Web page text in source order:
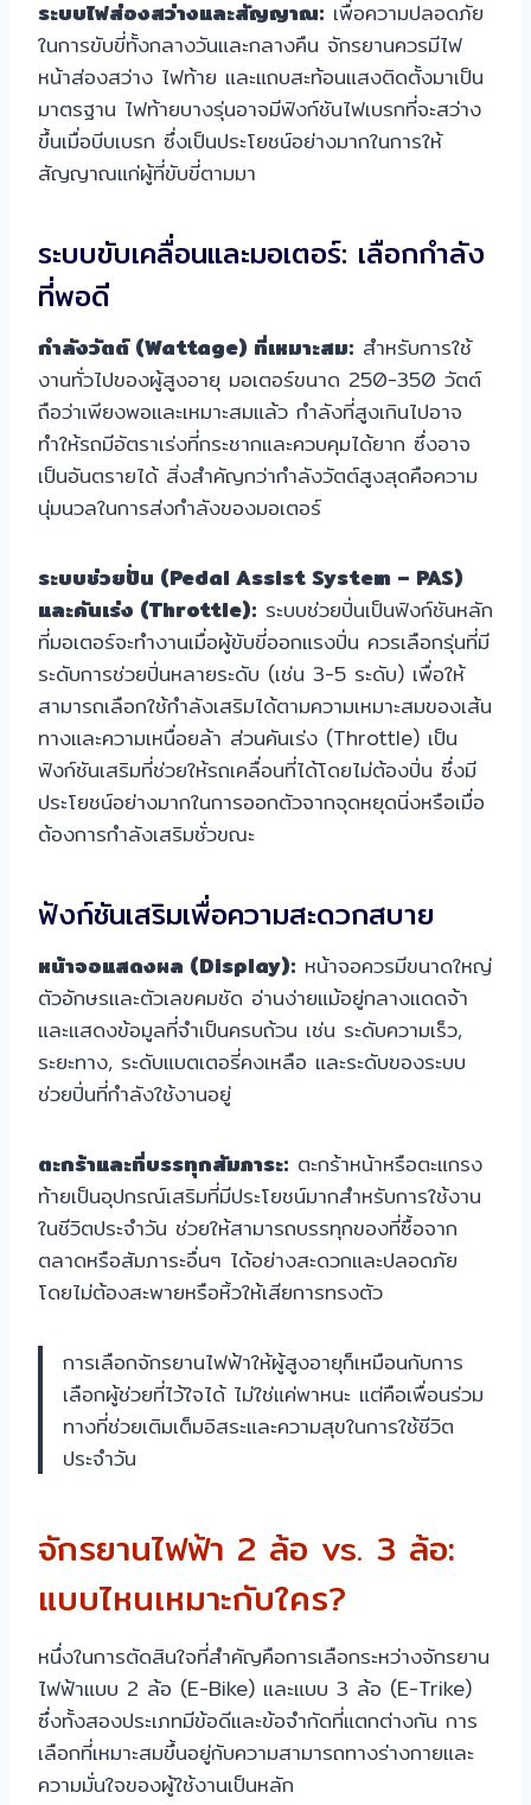
ระบบไฟส่องสว่างและสัญญาณ: เพื่อความปลอดภัย
ในการขับขี่ทั้งกลางวันและกลางคืน จักรยานควรมีไฟ
หน้าส่องสว่าง ไฟท้าย และแถบสะท้อนแสงติดตั้งมาเป็น
มาตรฐาน ไฟท้ายบางรุ่นอาจมีฟังก์ชันไฟเบรกที่จะสว่าง
ขึ้นเมื่อบีบเบรก ซึ่งเป็นประโยชน์อย่างมากในการให้
สัญญาณแก่ผู้ที่ขับขี่ตามมา
ระบบขับเคลื่อนและมอเตอร์: เลือกกำลัง
ที่พอดี
กำลังวัตต์ (Wattage) ที่เหมาะสม: สำหรับการใช้
งานทั่วไปของผู้สูงอายุ มอเตอร์ขนาด 250-350 วัตต์
ถือว่าเพียงพอและเหมาะสมแล้ว กำลังที่สูงเกินไปอาจ
ทำให้รถมีอัตราเร่งที่กระชากและควบคุมได้ยาก ซึ่งอาจ
เป็นอันตรายได้ สิ่งสำคัญกว่ากำลังวัตต์สูงสุดคือความ
นุ่มนวลในการส่งกำลังของมอเตอร์
ระบบช่วยปั่น (Pedal Assist System – PAS)
และคันเร่ง (Throttle): ระบบช่วยปั่นเป็นฟังก์ชันหลัก
ที่มอเตอร์จะทำงานเมื่อผู้ขับขี่ออกแรงปั่น ควรเลือกรุ่นที่มี
ระดับการช่วยปั่นหลายระดับ (เช่น 3-5 ระดับ) เพื่อให้
สามารถเลือกใช้กำลังเสริมได้ตามความเหมาะสมของเส้น
ทางและความเหนื่อยล้า ส่วนคันเร่ง (Throttle) เป็น
ฟังก์ชันเสริมที่ช่วยให้รถเคลื่อนที่ได้โดยไม่ต้องปั่น ซึ่งมี
ประโยชน์อย่างมากในการออกตัวจากจุดหยุดนิ่งหรือเมื่อ
ต้องการกำลังเสริมชั่วขณะ
ฟังก์ชันเสริมเพื่อความสะดวกสบาย
หน้าจอแสดงผล (Display): หน้าจอควรมีขนาดใหญ่
ตัวอักษรและตัวเลขคมชัด อ่านง่ายแม้อยู่กลางแดดจ้า
และแสดงข้อมูลที่จำเป็นครบถ้วน เช่น ระดับความเร็ว,
ระยะทาง, ระดับแบตเตอรี่คงเหลือ และระดับของระบบ
ช่วยปั่นที่กำลังใช้งานอยู่
ตะกร้าและที่บรรทุกสัมภาระ: ตะกร้าหน้าหรือตะแกรง
ท้ายเป็นอุปกรณ์เสริมที่มีประโยชน์มากสำหรับการใช้งาน
ในชีวิตประจำวัน ช่วยให้สามารถบรรทุกของที่ซื้อจาก
ตลาดหรือสัมภาระอื่นๆ ได้อย่างสะดวกและปลอดภัย
โดยไม่ต้องสะพายหรือหิ้วให้เสียการทรงตัว
การเลือกจักรยานไฟฟ้าให้ผู้สูงอายุก็เหมือนกับการ
เลือกผู้ช่วยที่ไว้ใจได้ ไม่ใช่แค่พาหนะ แต่คือเพื่อนร่วม
ทางที่ช่วยเติมเต็มอิสระและความสุขในการใช้ชีวิต
ประจำวัน
จักรยานไฟฟ้า 2 ล้อ vs. 3 ล้อ:
แบบไหนเหมาะกับใคร?
หนึ่งในการตัดสินใจที่สำคัญคือการเลือกระหว่างจักรยาน
ไฟฟ้าแบบ 2 ล้อ (E-Bike) และแบบ 3 ล้อ (E-Trike)
ซึ่งทั้งสองประเภทมีข้อดีและข้อจำกัดที่แตกต่างกัน การ
เลือกที่เหมาะสมขึ้นอยู่กับความสามารถทางร่างกายและ
ความมั่นใจของผู้ใช้งานเป็นหลัก